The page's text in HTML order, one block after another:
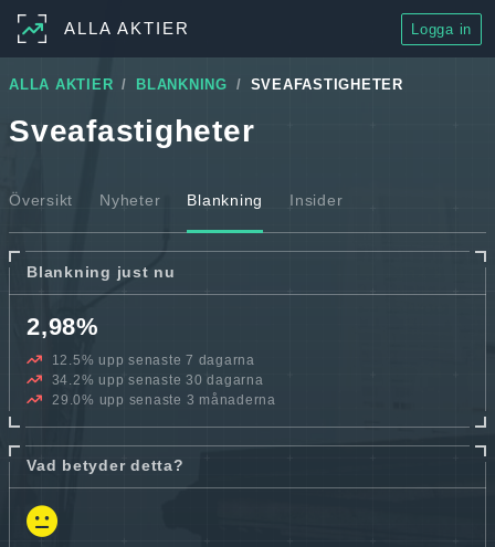
ALLA AKTIER Logga in
ALLA AKTIER BLANKNING SVEAFASTIGHETER
Sveafastigheter
Översikt Nyheter Blankning Insider
Blankning just nu
2,98%
12.5% upp senaste 7 dagarna
34.2% upp senaste 30 dagarna
29.0% upp senaste 3 månaderna
Vad betyder detta?